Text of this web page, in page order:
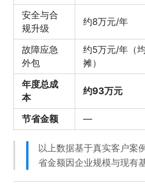
安全与合
规升级
约8万元/年
故障应急
外包
约5万元/年（均
摊）
年度总成
本
约93万元
节省金额 —
以上数据基于真实客户案
省金额因企业规模与现有